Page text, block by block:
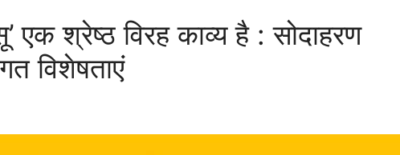
श्रेष्ठ विरह काव्य है : सोदाहरण
विशेषताएं